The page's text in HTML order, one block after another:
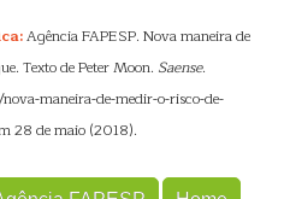
Agência FAPESP. Nova maneira de
Texto de Peter Moon. Saense.
maneira-de-medir-o-risco-de-
28 de maio (2018).